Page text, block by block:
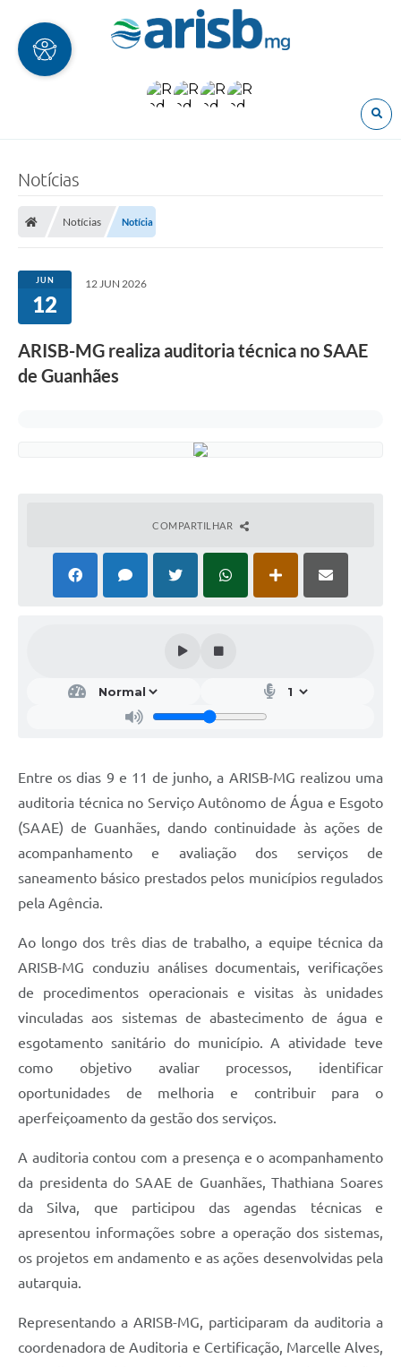
Notícias
Notícias Notícia
JUN
12
12 JUN 2026
ARISB-MG realiza auditoria técnica no SAAE
de Guanhães
COMPARTILHAR
Entre os dias 9 e 11 de junho, a ARISB-MG realizou uma
auditoria técnica no Serviço Autônomo de Água e Esgoto
(SAAE) de Guanhães, dando continuidade às ações de
acompanhamento e avaliação dos serviços de
saneamento básico prestados pelos municípios regulados
pela Agência.
Ao longo dos três dias de trabalho, a equipe técnica da
ARISB-MG conduziu análises documentais, verificações
de procedimentos operacionais e visitas às unidades
vinculadas aos sistemas de abastecimento de água e
esgotamento sanitário do município. A atividade teve
como objetivo avaliar processos, identificar
oportunidades de melhoria e contribuir para o
aperfeiçoamento da gestão dos serviços.
A auditoria contou com a presença e o acompanhamento
da presidenta do SAAE de Guanhães, Thathiana Soares
da Silva, que participou das agendas técnicas e
apresentou informações sobre a operação dos sistemas,
os projetos em andamento e as ações desenvolvidas pela
autarquia.
Representando a ARISB-MG, participaram da auditoria a
coordenadora de Auditoria e Certificação, Marcelle Alves,